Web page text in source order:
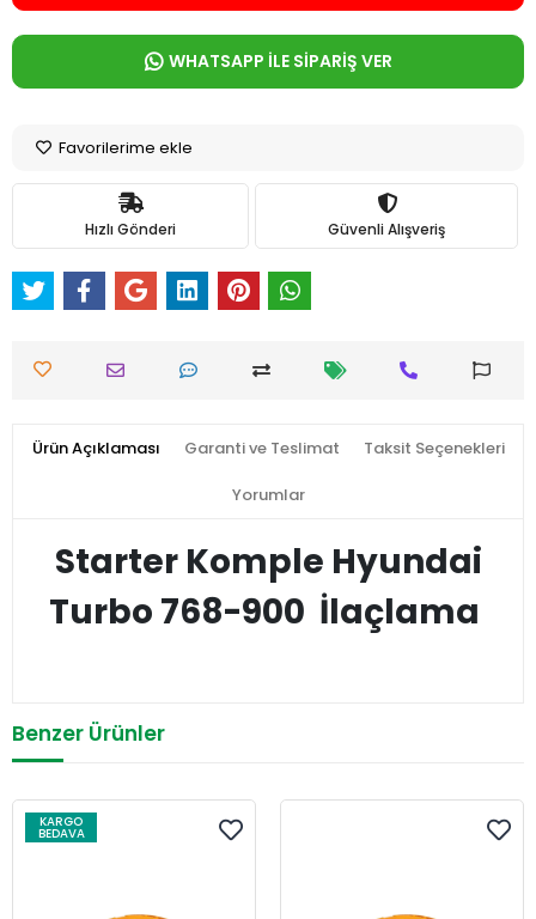
WHATSAPP İLE SİPARİŞ VER
Favorilerime ekle
Hızlı Gönderi Güvenli Alışveriş
Ürün Açıklaması Garanti ve Teslimat Taksit Seçenekleri
Yorumlar
Starter Komple Hyundai
Turbo 768-900 İlaçlama
Benzer Ürünler
KARGO
BEDAVA